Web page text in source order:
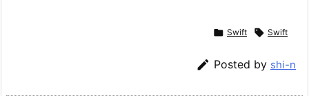
 Swift  Swift
 Posted by shi-n